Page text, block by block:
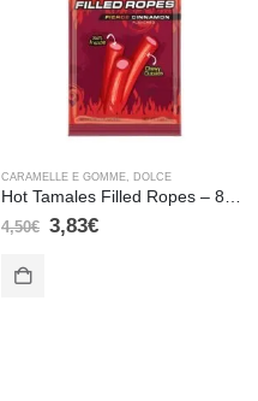
CARAMELLE E GOMME, DOLCE
Hot Tamales Filled Ropes – 85 gr
4,50€ 3,83€